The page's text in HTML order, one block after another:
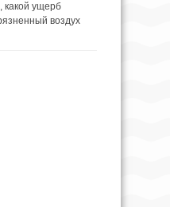
какой ущерб
воздух